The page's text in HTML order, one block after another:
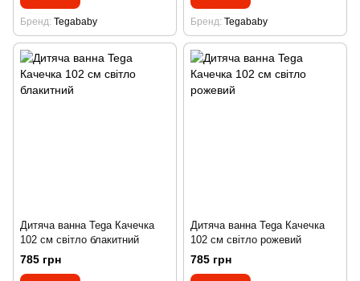
Бренд Tegababy Бренд Tegababy
Дитяча ванна Tega Качечка
102 см світло блакитний
785 грн
Дитяча ванна Tega Качечка
102 см світло рожевий
785 грн